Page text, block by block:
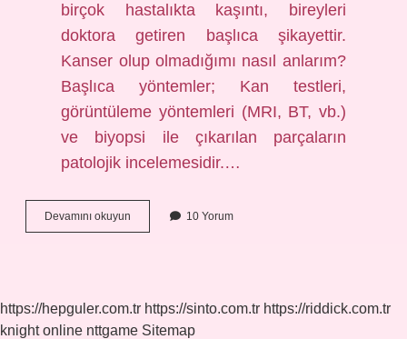
birçok hastalıkta kaşıntı, bireyleri
doktora getiren başlıca şikayettir.
Kanser olup olmadığımı nasıl anlarım?
Başlıca yöntemler; Kan testleri,
görüntüleme yöntemleri (MRI, BT, vb.)
ve biyopsi ile çıkarılan parçaların
patolojik incelemesidir.…
Devamını okuyun
Kaşıntısı
10 Yorum
https://hepguler.com.tr https://sinto.com.tr https://riddick.com.tr
knight online nttgame Sitemap